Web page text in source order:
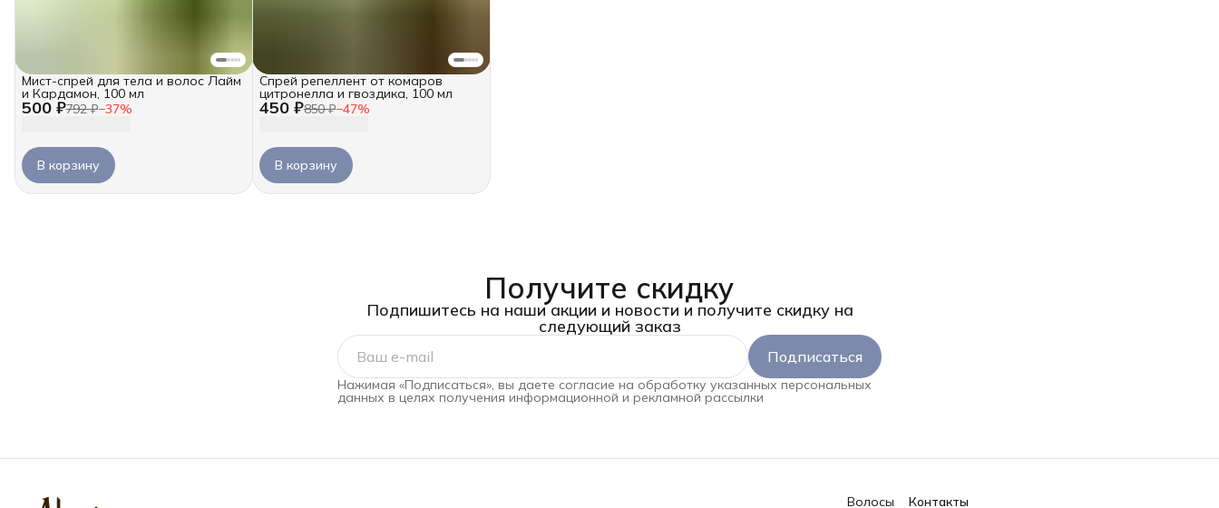
500 ₽792 ₽−37%
Мист-спрей для тела и волос Лайм
и Кардамон, 100 мл
В корзину
450 ₽850 ₽−47%
Спрей репеллент от комаров
цитронелла и гвоздика, 100 мл
В корзину
Получите скидку
Подпишитесь на наши акции и новости и получите скидку на
следующий заказ
Подписаться
Нажимая «Подписаться», вы даете согласие на обработку указанных персональных
данных в целях получения информационной и рекламной рассылки
Волосы Контакты